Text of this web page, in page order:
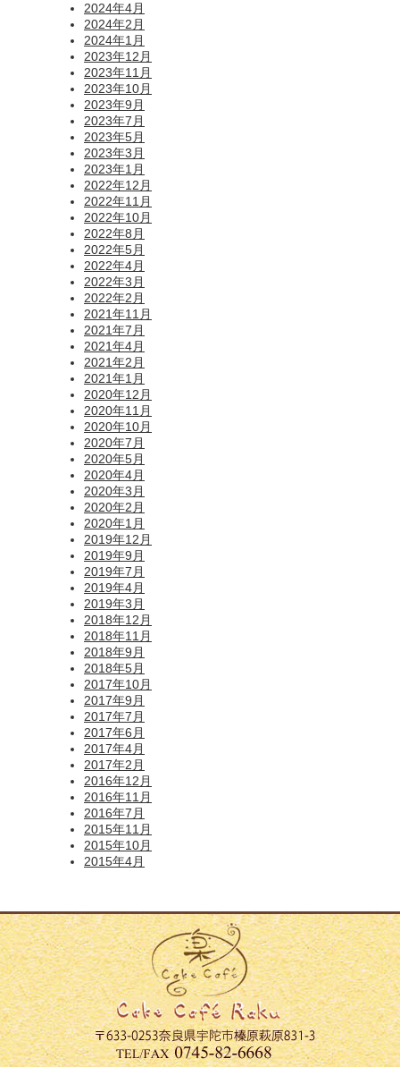
2024年4月
2024年2月
2024年1月
2023年12月
2023年11月
2023年10月
2023年9月
2023年7月
2023年5月
2023年3月
2023年1月
2022年12月
2022年11月
2022年10月
2022年8月
2022年5月
2022年4月
2022年3月
2022年2月
2021年11月
2021年7月
2021年4月
2021年2月
2021年1月
2020年12月
2020年11月
2020年10月
2020年7月
2020年5月
2020年4月
2020年3月
2020年2月
2020年1月
2019年12月
2019年9月
2019年7月
2019年4月
2019年3月
2018年12月
2018年11月
2018年9月
2018年5月
2017年10月
2017年9月
2017年7月
2017年6月
2017年4月
2017年2月
2016年12月
2016年11月
2016年7月
2015年11月
2015年10月
2015年4月